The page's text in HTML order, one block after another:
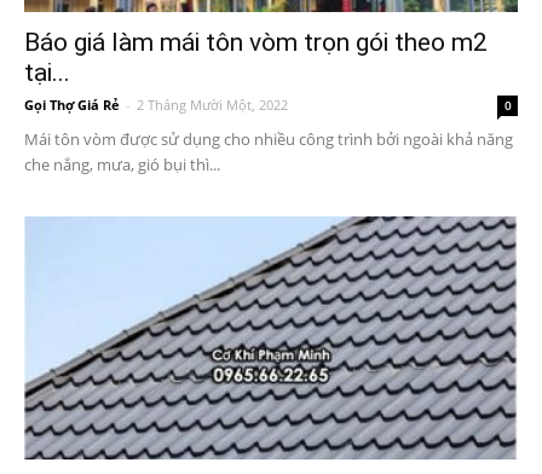
Báo giá làm mái tôn vòm trọn gói theo m2
tại...
Gọi Thợ Giá Rẻ - 2 Tháng Mười Một, 2022 0
Mái tôn vòm được sử dụng cho nhiều công trình bởi ngoài khả năng
che nắng, mưa, gió bụi thì...